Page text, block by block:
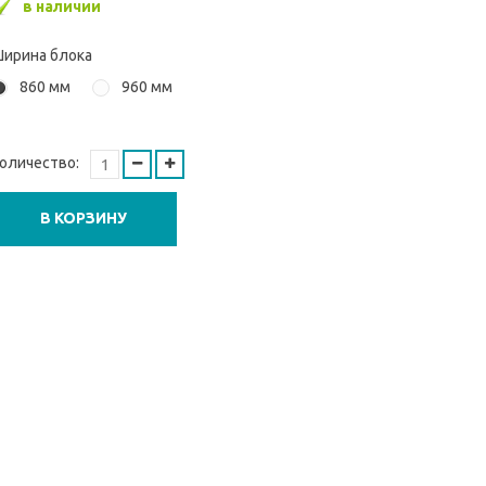
в наличии
блока
860 мм
960 мм
В КОРЗИНУ